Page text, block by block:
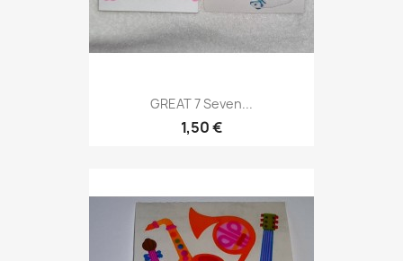
GREAT 7 Seven...
1,50 €